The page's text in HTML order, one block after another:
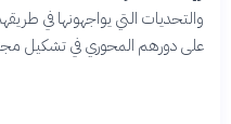
والتحديات التي يواجهونها في
على دورهم المحوري في تشكيل